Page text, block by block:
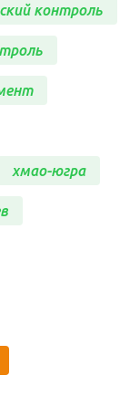
контроль
хмао-югра